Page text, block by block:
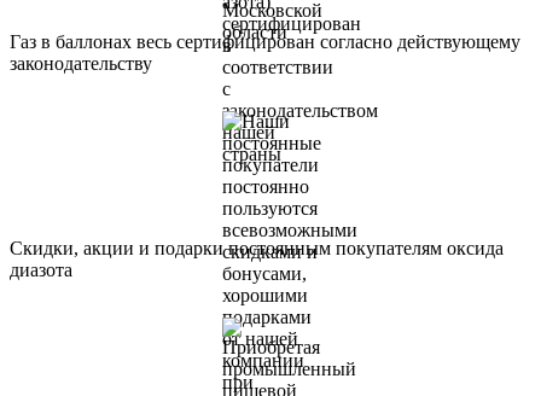
Газ в баллонах весь сертифицирован согласно действующему
законодательству
Скидки, акции и подарки постоянным покупателям оксида
диазота